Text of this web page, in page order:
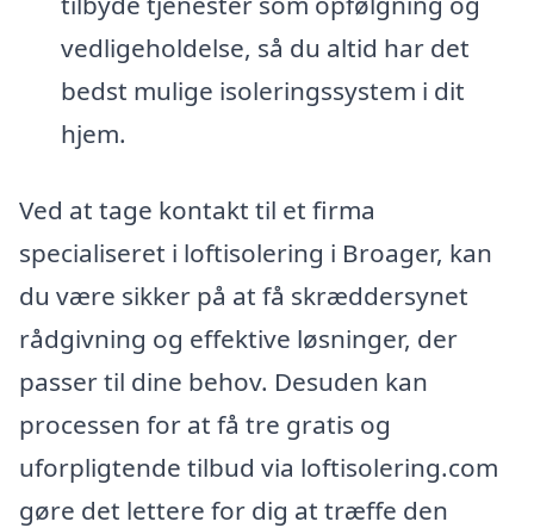
vedligeholdelse, så du altid har det
bedst mulige isoleringssystem i dit
hjem.
Ved at tage kontakt til et firma
specialiseret i loftisolering i Broager, kan
du være sikker på at få skræddersynet
rådgivning og effektive løsninger, der
passer til dine behov. Desuden kan
processen for at få tre gratis og
uforpligtende tilbud via loftisolering.com
gøre det lettere for dig at træffe den